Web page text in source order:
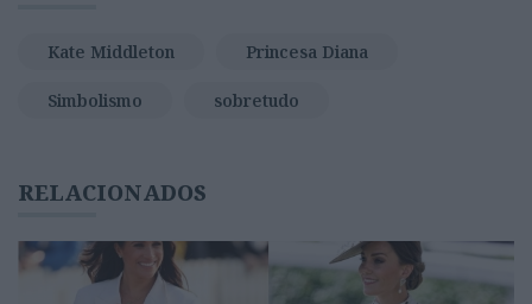
Kate Middleton Princesa Diana
Simbolismo sobretudo
RELACIONADOS